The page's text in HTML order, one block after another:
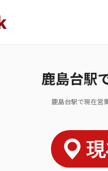
鹿島台駅
鹿島台駅で現在営